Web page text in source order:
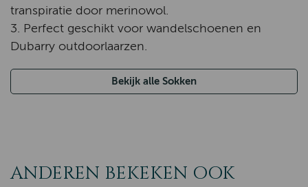
transpiratie door merinowol.
3. Perfect geschikt voor wandelschoenen en
Dubarry outdoorlaarzen.
Bekijk alle Sokken
ANDEREN BEKEKEN OOK